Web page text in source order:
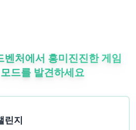
처에서 흥미진진한 게임
드를 발견하세요
린지